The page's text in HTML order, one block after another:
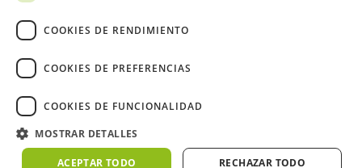
40
TARRIÑO
41 ANTONIO DIAZ GARCIA
42 MIGUEL ANGEL VILLA TORRES
LUIS AMO TRIVIÑO
COOKIES DE RENDIMIENTO
COOKIES DE PREFERENCIAS
COOKIES DE FUNCIONALIDAD
MOSTRAR DETALLES
ACEPTAR TODO RECHAZAR TODO